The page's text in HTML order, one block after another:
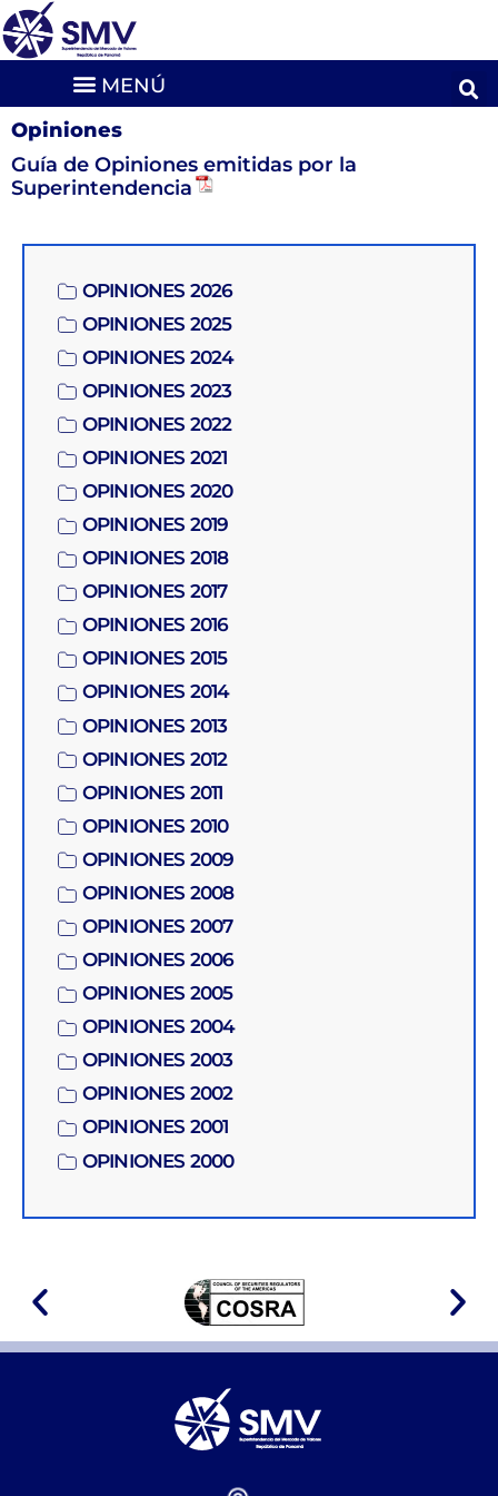
Opiniones
Guía de Opiniones emitidas por la
Superintendencia
OPINIONES 2026
OPINIONES 2025
OPINIONES 2024
OPINIONES 2023
OPINIONES 2022
OPINIONES 2021
OPINIONES 2020
OPINIONES 2019
OPINIONES 2018
OPINIONES 2017
OPINIONES 2016
OPINIONES 2015
OPINIONES 2014
OPINIONES 2013
OPINIONES 2012
OPINIONES 2011
OPINIONES 2010
OPINIONES 2009
OPINIONES 2008
OPINIONES 2007
OPINIONES 2006
OPINIONES 2005
OPINIONES 2004
OPINIONES 2003
OPINIONES 2002
OPINIONES 2001
OPINIONES 2000